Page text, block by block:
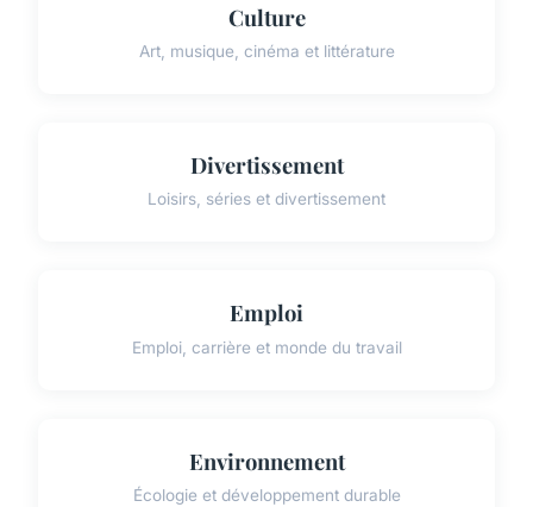
Culture
Art, musique, cinéma et littérature
Divertissement
Loisirs, séries et divertissement
Emploi
Emploi, carrière et monde du travail
Environnement
Écologie et développement durable